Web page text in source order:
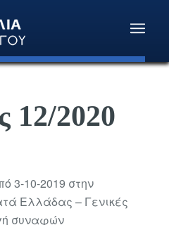
12/2020
3-10-2019 στην
Ελλάδας – Γενικές
συναφών